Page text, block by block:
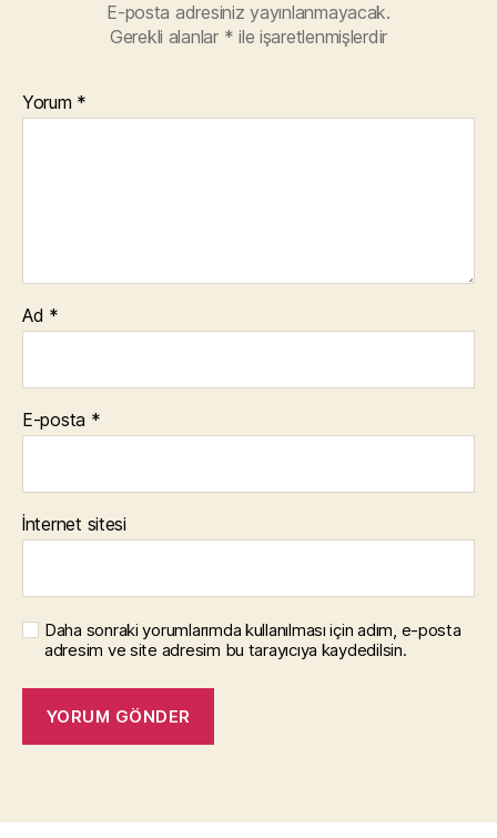
E-posta adresiniz yayınlanmayacak.
Gerekli alanlar * ile işaretlenmişlerdir
Yorum *
Ad *
E-posta *
İnternet sitesi
Daha sonraki yorumlarımda kullanılması için adım, e-posta
adresim ve site adresim bu tarayıcıya kaydedilsin.